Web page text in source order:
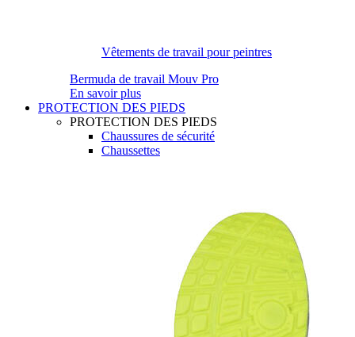
Vêtements de travail pour peintres
Bermuda de travail Mouv Pro
En savoir plus
PROTECTION DES PIEDS
PROTECTION DES PIEDS
Chaussures de sécurité
Chaussettes